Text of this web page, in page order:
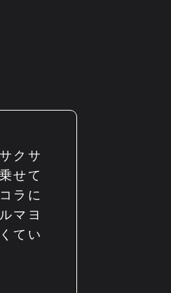
クサ
せて
ラに
マヨ
てい